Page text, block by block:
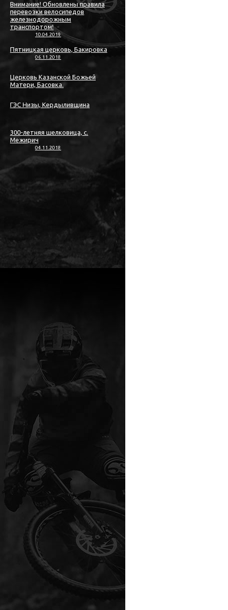
Внимание! Обновлены правила
перевозки велосипедов
железнодорожным
транспортом!
10.04.2019
Пятницкая церковь, Бакировка
06.11.2018
Церковь Казанской Божьей
Матери, Басовка.
ГЭС Низы, Кердыливщина
300-летняя шелковица, с.
Межирич
04.11.2018